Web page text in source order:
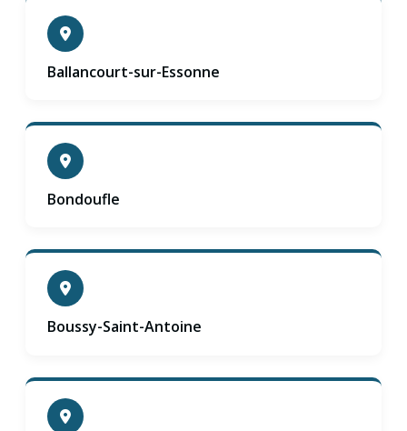
Ballancourt-sur-Essonne
Bondoufle
Boussy-Saint-Antoine